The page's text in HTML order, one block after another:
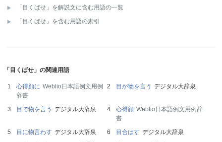
「目くばせ」を解説文に含む用語の一覧
「目くばせ」を含む用語の索引
「目くばせ」の関連用語
心得顔に Weblio日本語例文用例
辞書
目が物を言う デジタル大辞泉
目で物を言う デジタル大辞泉 心得顔 Weblio日本語例文用例辞
書
目に物言わす デジタル大辞泉 目合はす デジタル大辞泉